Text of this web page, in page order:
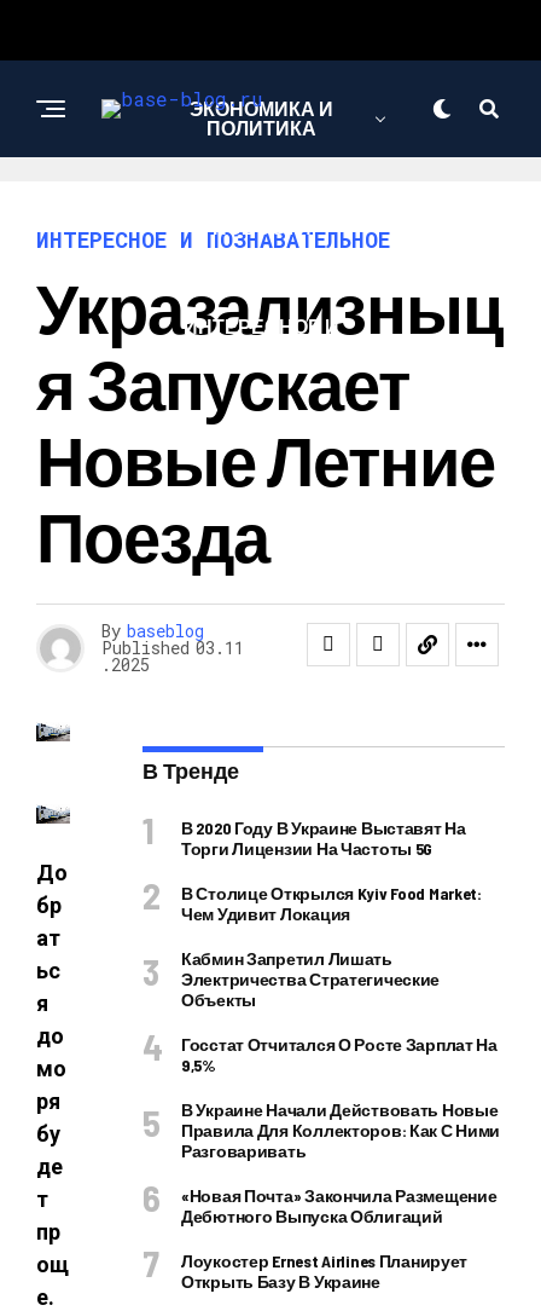
ЭКОНОМИКА И
ПОЛИТИКА
НОВОСТИ
ИНТЕРЕСНОЕ И
ИНТЕРЕСНОЕ И ПОЗНАВАТЕЛЬНОЕ
Укразализныц
Я Запускает
Новые Летние
Поезда
By baseblog
Published 03.11
.2025
До
бр
ат
ьс
я
до
мо
ря
бу
де
т
пр
ощ
е.
В Тренде
В 2020 Году В Украине Выставят На
Торги Лицензии На Частоты 5G
В Столице Открылся Kyiv Food Market:
Чем Удивит Локация
Кабмин Запретил Лишать
Электричества Стратегические
Объекты
Госстат Отчитался О Росте Зарплат На
9,5%
В Украине Начали Действовать Новые
Правила Для Коллекторов: Как С Ними
Разговаривать
«Новая Почта» Закончила Размещение
Дебютного Выпуска Облигаций
Лоукостер Ernest Airlines Планирует
Открыть Базу В Украине